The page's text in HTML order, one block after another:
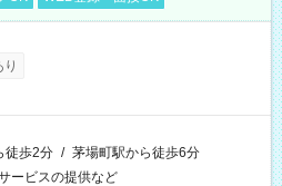
徒歩2分 / 茅場町駅から徒歩6分
ービスの提供など